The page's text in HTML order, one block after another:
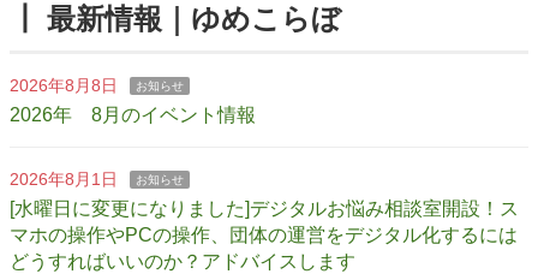
┃ 最新情報｜ゆめこらぼ
2026年8月8日 お知らせ
2026年 8月のイベント情報
2026年8月1日 お知らせ
[水曜日に変更になりました]デジタルお悩み相談室開設！ス
マホの操作やPCの操作、団体の運営をデジタル化するには
どうすればいいのか？アドバイスします